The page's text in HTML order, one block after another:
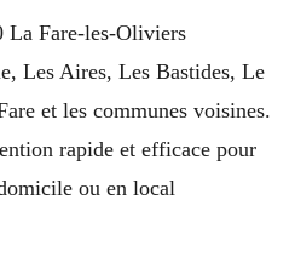
La Fare-les-Oliviers
Les Aires, Les Bastides, Le
et les communes voisines.
rapide et efficace pour
ou en local